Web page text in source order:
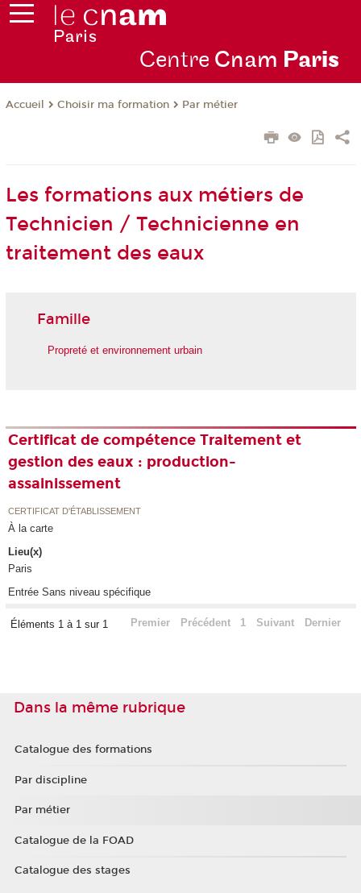
Centre Cnam Paris
Accueil Choisir ma formation Par métier
Les formations aux métiers de
Technicien / Technicienne en
traitement des eaux
Famille
Propreté et environnement urbain
Certificat de compétence Traitement et
gestion des eaux : production-
assainissement
CERTIFICAT D'ÉTABLISSEMENT
À la carte
Lieu(x)
Paris
Entrée Sans niveau spécifique
Éléments 1 à 1 sur 1 Premier Précédent 1 Suivant Dernier
Dans la même rubrique
Catalogue des formations
Par discipline
Par métier
Catalogue de la FOAD
Catalogue des stages